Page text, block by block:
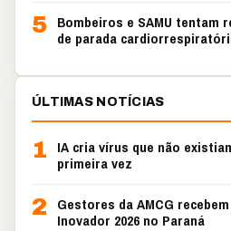
5 Bombeiros e SAMU tentam
de parada
ÚLTIMAS NOTÍCIAS
1
IA cria vírus que não
primeira vez
2
Gestores da AMCG
Inovador 2026 no Paraná